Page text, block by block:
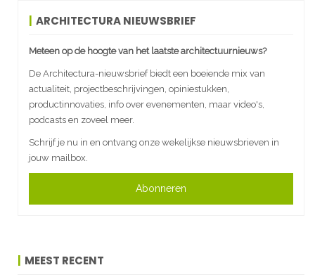
ARCHITECTURA NIEUWSBRIEF
Meteen op de hoogte van het laatste architectuurnieuws?
De Architectura-nieuwsbrief biedt een boeiende mix van
actualiteit, projectbeschrijvingen, opiniestukken,
productinnovaties, info over evenementen, maar video's,
podcasts en zoveel meer.
Schrijf je nu in en ontvang onze wekelijkse nieuwsbrieven in
jouw mailbox.
Abonneren
MEEST RECENT